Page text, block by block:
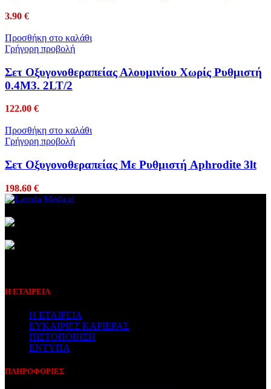
3.90 €
Προσθήκη στο καλάθι
Γρήγορη προβολή
Σετ Οξυγονοθεραπείας Αλουμινίου Χωρίς Ρυθμιστή
0.4Μ3. 2LT/2
122.00 €
Προσθήκη στο καλάθι
Γρήγορη προβολή
Σετ Οξυγονοθεραπείας Με Ρυθμιστή Aphrodite 3lt
198.60 €
Η ΕΤΑΙΡΕΙΑ
Η ΕΤΑΙΡΕΙΑ
ΕΥΚΑΙΡΙΕΣ ΚΑΡΙΕΡΑΣ
ΠΙΣΤΟΠΟΙΗΣΗ
ΕΝΤΥΠΑ
ΠΛΗΡΟΦΟΡΙΕΣ